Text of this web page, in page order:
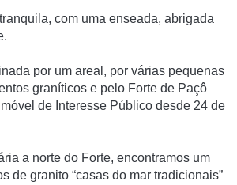
com uma enseada, abrigada
por um areal, por várias pequenas
graníticos e pelo Forte de Paçô
de Interesse Público desde 24 de
a norte do Forte, encontramos um
de granito “casas do mar tradicionais”